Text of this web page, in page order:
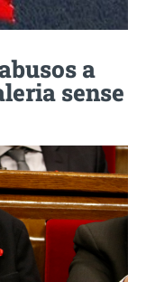
a
sense